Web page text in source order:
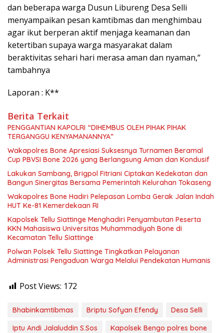
dan beberapa warga Dusun Libureng Desa Selli
menyampaikan pesan kamtibmas dan menghimbau
agar ikut berperan aktif menjaga keamanan dan
ketertiban supaya warga masyarakat dalam
beraktivitas sehari hari merasa aman dan nyaman,“
tambahnya
Laporan : K**
Berita Terkait
PENGGANTIAN KAPOLRI “DIHEMBUS OLEH PIHAK PIHAK
TERGANGGU KENYAMANANNYA”
Wakapolres Bone Apresiasi Suksesnya Turnamen Beramal
Cup PBVSI Bone 2026 yang Berlangsung Aman dan Kondusif
Lakukan Sambang, Brigpol Fitriani Ciptakan Kedekatan dan
Bangun Sinergitas Bersama Pemerintah Kelurahan Tokaseng
Wakapolres Bone Hadiri Pelepasan Lomba Gerak Jalan Indah
HUT Ke-81 Kemerdekaan RI
Kapolsek Tellu Siattinge Menghadiri Penyambutan Peserta
KKN Mahasiswa Universitas Muhammadiyah Bone di
Kecamatan Tellu Siattinge
Polwan Polsek Tellu Siattinge Tingkatkan Pelayanan
Administrasi Pengaduan Warga Melalui Pendekatan Humanis
Post Views: 172
Bhabinkamtibmas Briptu Sofyan Efendy
Desa Selli
Iptu Andi Jalaluddin S.Sos
Kapolsek Bengo polres bone